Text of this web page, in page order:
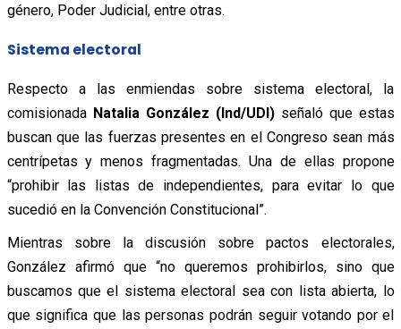
género, Poder Judicial, entre otras.
Sistema electoral
Respecto a las enmiendas sobre sistema electoral, la
comisionada Natalia González (Ind/UDI)señaló que estas
buscan que las fuerzas presentes en el Congreso sean más
centrípetas y menos fragmentadas. Una de ellas propone
“prohibir las listas de independientes, para evitar lo que
sucedió en la Convención Constitucional”.
Mientras sobre la discusión sobre pactos electorales,
González afirmó que “no queremos prohibirlos, sino que
buscamos que el sistema electoral sea con lista abierta, lo
que significa que las personas podrán seguir votando por el